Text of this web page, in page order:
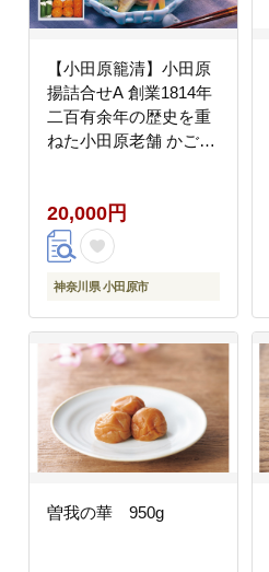
【小田原籠清】小田原
揚詰合せA 創業1814年
二百有余年の歴史を重
ねた小田原老舗 かごせ
フト プレゼントにも最
適
20,000円
神奈川県 小田原市
曽我の華 950g